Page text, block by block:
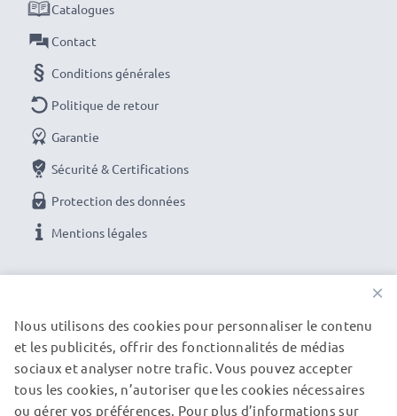
Catalogues
Contact
Conditions générales
Politique de retour
Garantie
Sécurité & Certifications
Protection des données
Mentions légales
NOS PARTENAIRES DE LIVRAISON
×
Nous utilisons des cookies pour personnaliser le contenu
et les publicités, offrir des fonctionnalités de médias
sociaux et analyser notre trafic. Vous pouvez accepter
tous les cookies, n’autoriser que les cookies nécessaires
ou gérer vos préférences. Pour plus d’informations sur